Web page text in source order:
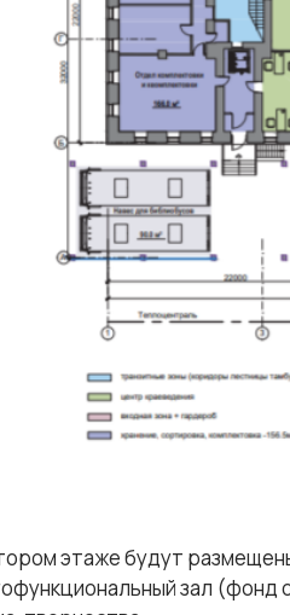
этаже будут
зал (фонд